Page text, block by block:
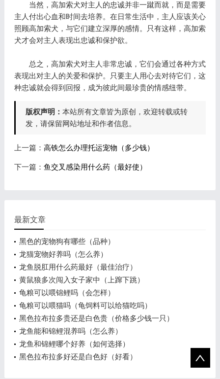
当然，高加索犬对主人的忠诚并非一蹴而就，而是需要
主人付出心血和时间去培养。在日常生活中，主人应该关心
照顾高加索犬，与它们建立深厚的感情。只有这样，高加索
犬才会对主人表现出忠诚和保护欲。
总之，高加索犬对主人非常忠诚，它们会通过各种方式
表现出对主人的关爱和保护。只要主人用心去对待它们，这
种忠诚就会得到回报，成为彼此间最珍贵的情感纽带。
版权声明： 本站所有文章皆为原创，欢迎转载或转
发，请保留网站地址和作者信息。
上一篇： 高铁怎么办理托运宠物（多少钱）
下一篇： 鱼交叉感染用什么药（最好使）
最新文章
黑色的宠物狗有哪些（品种）
龙猫宠物好养吗（怎么养）
龙鱼脱肛用什么药最好（最佳治疗）
黄鼠狼多次闯入女子家中（上蹿下跳）
龟粮可以喂锦鲤吗（会怎样）
龟粮可以喂猫吗（龟饲料可以给猫吃吗）
黑色拉布拉多贵还是白色贵（价格多少钱一只）
龙鱼能和锦鲤混养吗（怎么养）
龙鱼和锦鲤哪个好养（如何选择）
黑色拉布拉多好还是白色好（好看）